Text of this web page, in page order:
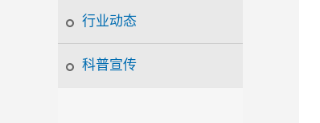
行业动态
科普宣传